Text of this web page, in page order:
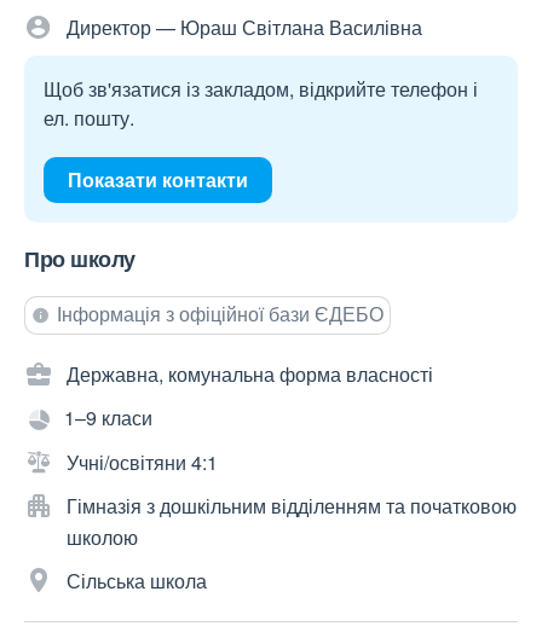
Директор — Юраш Світлана Василівна
Щоб зв'язатися із закладом, відкрийте телефон і
ел. пошту.
Показати контакти
Про школу
Інформація з офіційної бази ЄДЕБО
Державна, комунальна форма власності
1–9 класи
Учні/освітяни 4:1
Гімназія з дошкільним відділенням та початковою
школою
Сільська школа